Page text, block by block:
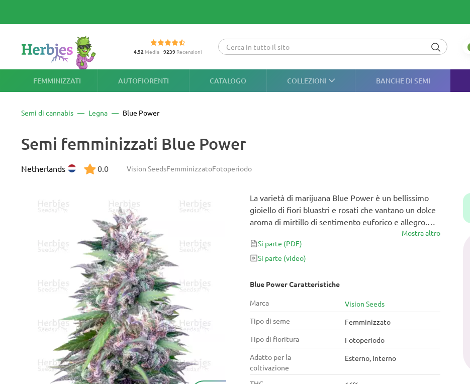
4.52 Media 9239 Recensioni
FEMMINIZZATI AUTOFIORENTI CATALOGO COLLEZIONI BANCHE DI SEMI
Semi di cannabis Legna Blue Power
Semi femminizzati Blue Power
Vision SeedsFemminizzatoFotoperiodo
Netherlands 0.0
Blue Power Caratteristiche
Marca
Vision Seeds
Tipo di seme
Femminizzato
Tipo di fioritura
Fotoperiodo
Adatto per la
coltivazione
Esterno, Interno
La varietà di marijuana Blue Power è un bellissimo
gioiello di fiori bluastri e rosati che vantano un dolce
aroma di mirtillo di sentimento euforico e allegro.
Con un alto livello di CBD e il 21% di THC, questa
varietà è un vero stimolatore della creatività e un
potenziatore della concentrazione. Gli amanti
capacità di mantenere i nervi rilassati per tutto il
Mostra altro
Si parte (PDF)
Si parte (video)